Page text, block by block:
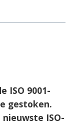
ISO 9001-
gestoken.
ISO-